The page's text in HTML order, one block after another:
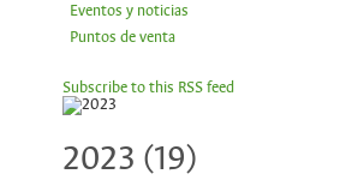
Eventos y noticias
Puntos de venta
Subscribe to this RSS feed
2023 (19)